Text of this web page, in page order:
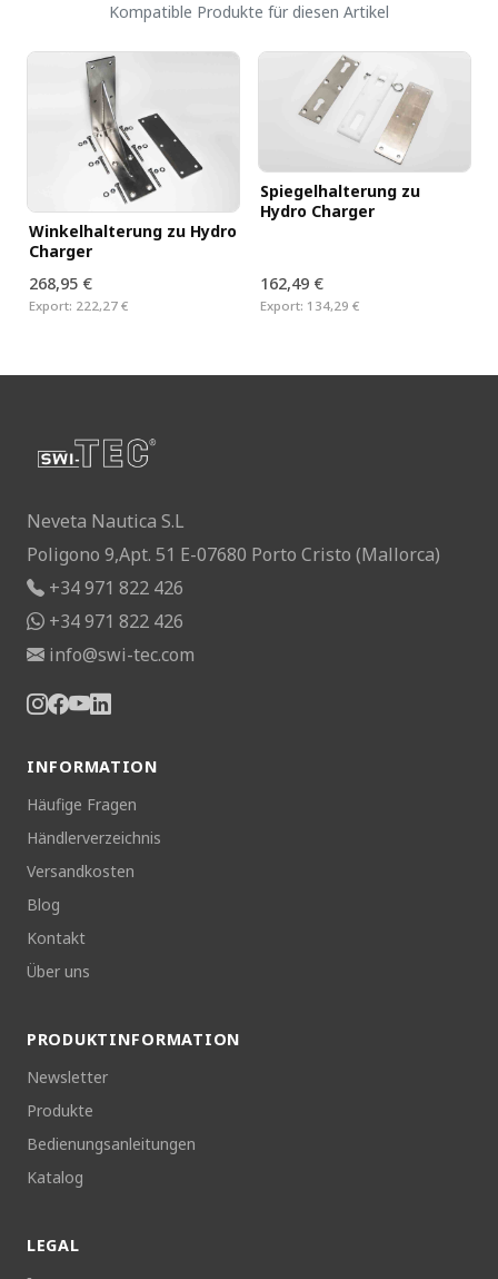
Kompatible Produkte für diesen Artikel
Winkelhalterung zu Hydro
Charger
268,95 €
Export: 222,27 €
Spiegelhalterung zu
Hydro Charger
162,49 €
Export: 134,29 €
Neveta Nautica S.L
Poligono 9,Apt. 51 E-07680 Porto Cristo (Mallorca)
+34 971 822 426
+34 971 822 426
info@swi-tec.com
INFORMATION
Häufige Fragen
Händlerverzeichnis
Versandkosten
Blog
Kontakt
Über uns
PRODUKTINFORMATION
Newsletter
Produkte
Bedienungsanleitungen
Katalog
LEGAL